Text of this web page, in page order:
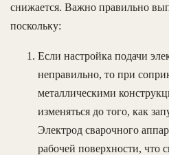
снижается. Важно правильно
поскольку:
Если настройка подачи
неправильно, то при
металлическими
изменяться до того, как
Электрод сварочного
рабочей поверхности, что